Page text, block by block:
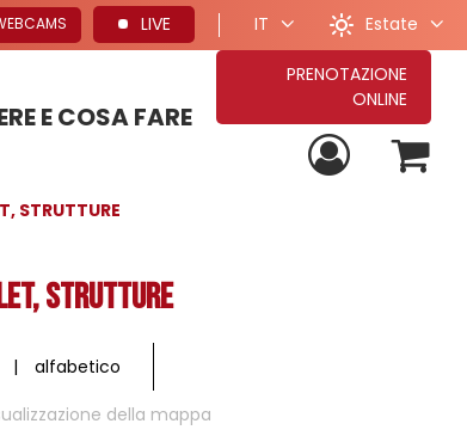
LIVE IT Estate
E COSA FARE
PRENOTAZIONE
ONLINE
STRUTTURE
STRUTTURE
della mappa
alfabetico